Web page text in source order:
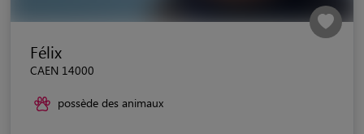
Félix
CAEN 14000
possède des animaux